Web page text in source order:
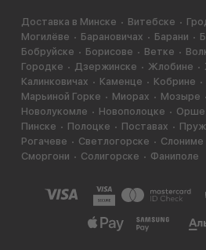
Доставка в Минске Витебске
Могилёве
Барановичах Барани
Бобруйске
Борисове Ветке
Городке
Дзержинске Жлобине
Калинковичах
Каменце Кобрине
Марьиной Горке
Миорах Мозыре
Новолукомле
Новополоцке Орше
Пинске
Полоцке Поставах
Рогачеве
Светлогорске Слониме
Сморгони
Солигорске Фаниполе